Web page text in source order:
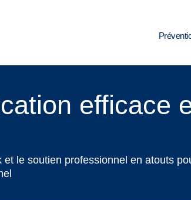
efficace
et le soutien professionnel en atouts